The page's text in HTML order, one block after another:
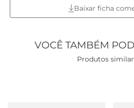
Baixar ficha
VOCÊ TAMBÉM
Produtos